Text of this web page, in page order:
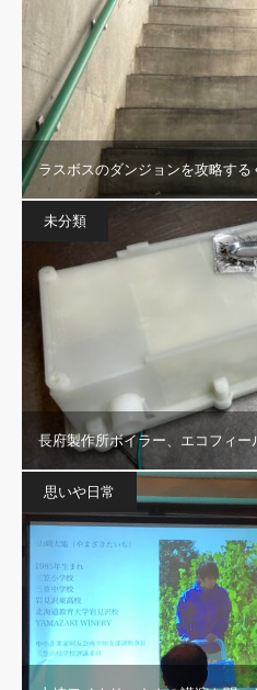
ラスボスのダンジョンを攻略する
未分類
長府製作所ボイラー、エコフィー
思いや日常